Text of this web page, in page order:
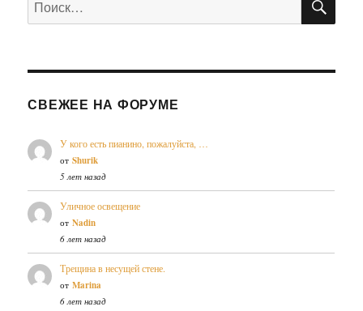
СВЕЖЕЕ НА ФОРУМЕ
У кого есть пианино, пожалуйста, …
отShurik
5 лет назад
Уличное освещение
отNadin
6 лет назад
Трещина в несущей стене.
отMarina
6 лет назад